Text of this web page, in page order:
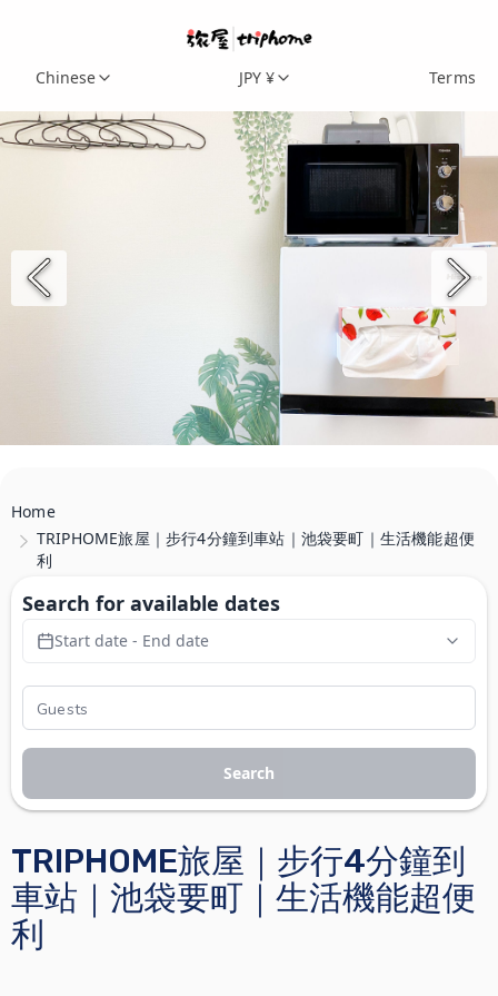
Chinese JPY ¥ Terms
Home
TRIPHOME旅屋｜步行4分鐘到車站｜池袋要町｜生活機能超便
利
TRIPHOME旅屋｜步行4分鐘到
車站｜池袋要町｜生活機能超便
利
Search for available dates
Start date - End date
Search